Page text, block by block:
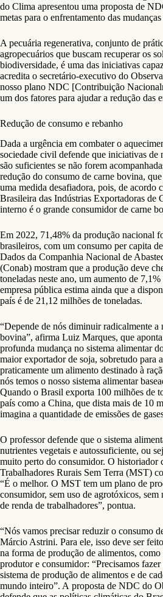
do Clima apresentou uma proposta de
metas para o enfrentamento das
A pecuária regenerativa, conjunto de
agropecuários que buscam recuperar os
biodiversidade, é uma das iniciativas
acredita o secretário-executivo do
nosso plano NDC [Contribuição
um dos fatores para ajudar a
Redução de consumo e rebanho
Dada a urgência em combater o
sociedade civil defende que iniciativas de
são suficientes se não forem
redução do consumo de carne bovina,
uma medida desafiadora, pois, de acordo
Brasileira das Indústrias Exportadoras de
interno é o grande consumidor de carne
Em 2022, 71,48% da produção nacional
brasileiros, com um consumo per capita
Dados da Companhia Nacional de
(Conab) mostram que a produção deve
toneladas neste ano, um aumento de
empresa pública estima ainda que a
país é de 21,12 milhões de toneladas.
“Depende de nós diminuir radicalmente a
bovina”, afirma Luiz Marques, que aponta
profunda mudança no sistema alimentar
maior exportador de soja, sobretudo para
praticamente um alimento destinado à
nós temos o nosso sistema alimentar
Quando o Brasil exporta 100 milhões de
país como a China, que dista mais de 10
imagina a quantidade de emissões de
O professor defende que o sistema
nutrientes vegetais e autossuficiente, ou
muito perto do consumidor. O historiador
Trabalhadores Rurais Sem Terra (MST)
“É o melhor. O MST tem um plano de
consumidor, sem uso de agrotóxicos,
de renda de trabalhadores”, pontua.
“Nós vamos precisar reduzir o consumo
Márcio Astrini. Para ele, isso deve ser
na forma de produção de alimentos,
produtor e consumidor: “Precisamos
sistema de produção de alimentos e de
mundo inteiro”. A proposta de NDC do